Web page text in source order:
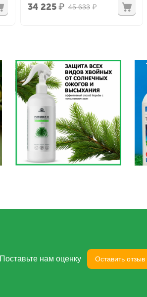
45 633 ₽
34 225 ₽
Поставьте нам оценку Оставить отзыв